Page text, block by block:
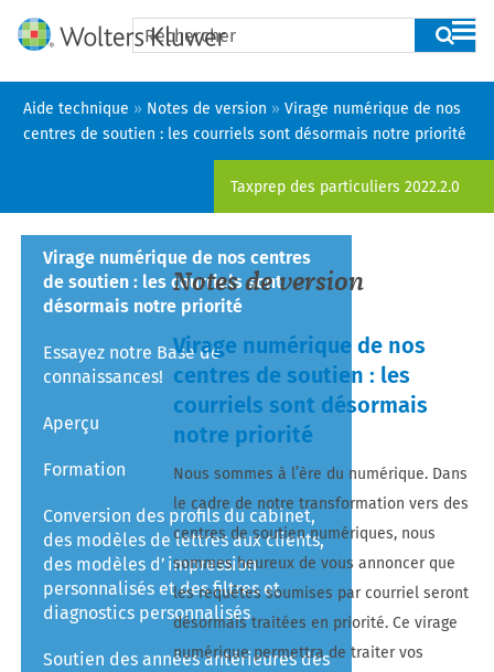
Passer au contenu principal
Aide technique » Notes de version » Virage numérique de nos
centres de soutien : les courriels sont désormais notre priorité
Taxprep des particuliers 2022.2.0
Virage numérique de nos centres
de soutien : les courriels sont
désormais notre priorité
Essayez notre Base de
connaissances!
Aperçu
Formation
Conversion des profils du cabinet,
des modèles de lettres aux clients,
des modèles d’impression
personnalisés et des filtres et
diagnostics personnalisés
Soutien des années antérieures des
Notes de version
Virage numérique de nos
centres de soutien : les
courriels sont désormais
notre priorité
Nous sommes à l’ère du numérique. Dans
le cadre de notre transformation vers des
centres de soutien numériques, nous
sommes heureux de vous annoncer que
les requêtes soumises par courriel seront
désormais traitées en priorité. Ce virage
numérique permettra de traiter vos